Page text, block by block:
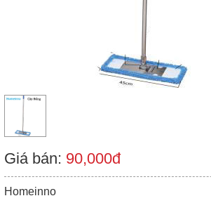
Giá bán: 90,000đ
Homeinno